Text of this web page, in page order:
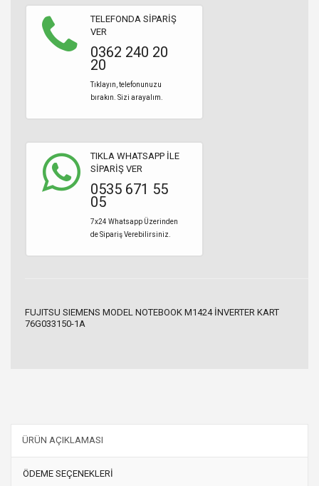
TELEFONDA SİPARİŞ
VER
0362 240 20
20
Tıklayın, telefonunuzu
bırakın. Sizi arayalım.
TIKLA WHATSAPP İLE
SİPARİŞ VER
0535 671 55
05
7x24 Whatsapp Üzerinden
de Sipariş Verebilirsiniz.
FUJITSU SIEMENS MODEL NOTEBOOK M1424 İNVERTER KART
76G033150-1A
ÜRÜN AÇIKLAMASI
ÖDEME SEÇENEKLERİ